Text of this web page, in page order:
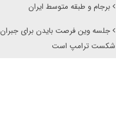
برجام و طبقه متوسط ایران
جلسه وین فرصت بایدن برای جبران
شکست ترامپ است